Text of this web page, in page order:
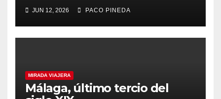
JUN 12, 2026 PACO PINEDA
MIRADA VIAJERA
Málaga, último tercio del